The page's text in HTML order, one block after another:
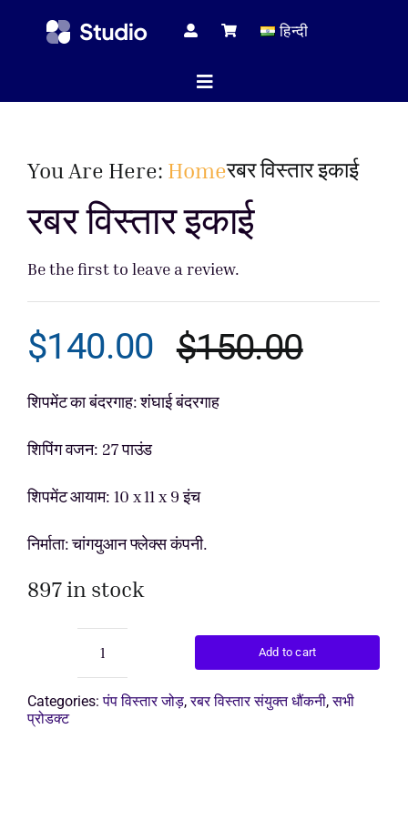
हिन्दी
Toggle
होम पेज
सभी
You Are Here: Homeरबर विस्तार इकाई
रबर विस्तार इकाई
Be the first to leave a review.
$150.00
$140.00
शिपमेंट का बंदरगाह: शंघाई बंदरगाह
शिपिंग वजन: 27 पाउंड
शिपमेंट आयाम: 10 x 11 x 9 इंच
निर्माता: चांगयुआन फ्लेक्स कंपनी.
897 in stock
रबर
विस्तार
इकाई
Add to cart
Categories:पंप विस्तार जोड़,रबर विस्तार संयुक्त धौंकनी,सभी
प्रोडक्ट